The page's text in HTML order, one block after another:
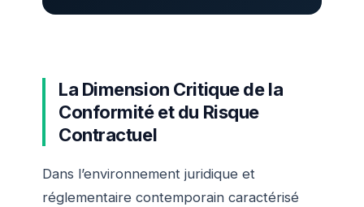
La Dimension Critique de la
Conformité et du Risque
Contractuel
Dans l’environnement juridique et
réglementaire contemporain caractérisé